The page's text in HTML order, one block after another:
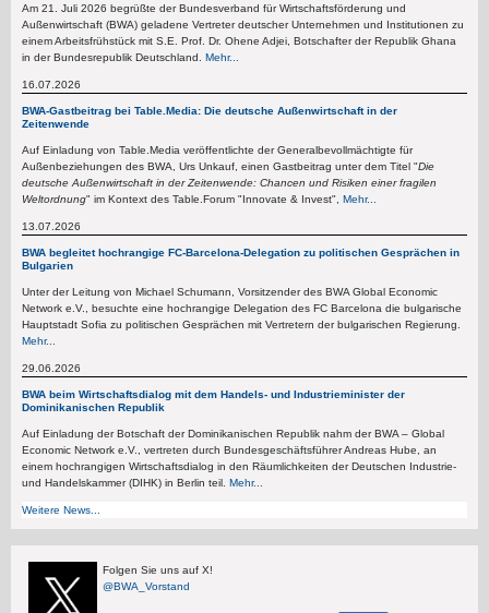
Am 21. Juli 2026 begrüßte der Bundesverband für Wirtschaftsförderung und
Außenwirtschaft (BWA) geladene Vertreter deutscher Unternehmen und Institutionen zu
einem Arbeitsfrühstück mit S.E. Prof. Dr. Ohene Adjei, Botschafter der Republik Ghana
in der Bundesrepublik Deutschland. Mehr...
16.07.2026
BWA-Gastbeitrag bei Table.Media: Die deutsche Außenwirtschaft in der
Zeitenwende
Auf Einladung von Table.Media veröffentlichte der Generalbevollmächtigte für
Außenbeziehungen des BWA, Urs Unkauf, einen Gastbeitrag unter dem Titel "Die
deutsche Außenwirtschaft in der Zeitenwende: Chancen und Risiken einer fragilen
Weltordnung" im Kontext des Table.Forum "Innovate & Invest", Mehr...
13.07.2026
BWA begleitet hochrangige FC-Barcelona-Delegation zu politischen Gesprächen in
Bulgarien
Unter der Leitung von Michael Schumann, Vorsitzender des BWA Global Economic
Network e.V., besuchte eine hochrangige Delegation des FC Barcelona die bulgarische
Hauptstadt Sofia zu politischen Gesprächen mit Vertretern der bulgarischen Regierung.
Mehr...
29.06.2026
BWA beim Wirtschaftsdialog mit dem Handels- und Industrieminister der
Dominikanischen Republik
Auf Einladung der Botschaft der Dominikanischen Republik nahm der BWA – Global
Economic Network e.V., vertreten durch Bundesgeschäftsführer Andreas Hube, an
einem hochrangigen Wirtschaftsdialog in den Räumlichkeiten der Deutschen Industrie-
und Handelskammer (DIHK) in Berlin teil. Mehr...
Weitere News...
Folgen Sie uns auf X!
@BWA_Vorstand